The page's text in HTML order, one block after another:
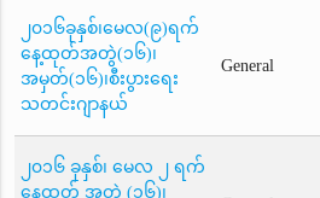
၂၀၁၆ခုနှစ်၊မေလ(၉)ရက်
နေ့ထုတ်အတွဲ(၁၆)၊
အမှတ်(၁၆)၊စီးပွားရေး
သတင်းဂျာနယ်
General
၂၀၁၆ ခုနှစ်၊ မေလ ၂ ရက်
နေ့ထုတ် အတွဲ (၁၆)၊